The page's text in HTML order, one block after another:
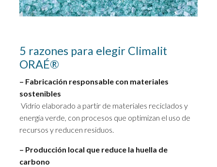
5 razones para elegir Climalit
ORAÉ®
– Fabricación responsable con materiales
sostenibles
Vidrio elaborado a partir de materiales reciclados y
energía verde, con procesos que optimizan el uso de
recursos y reducen residuos.
– Producción local que reduce la huella de
carbono